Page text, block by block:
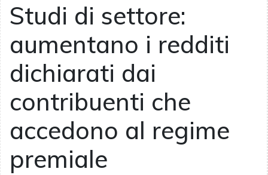
Studi di settore:
aumentano i redditi
dichiarati dai
contribuenti che
accedono al regime
premiale